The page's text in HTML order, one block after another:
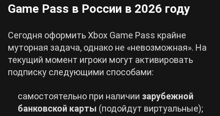
Game Pass в России в 2026 году
Сегодня оформить Xbox Game Pass крайне
муторная задача, однако не «невозможная». На
текущий момент игроки могут активировать
подписку следующими способами:
самостоятельно при наличии зарубежной
банковской карты (подойдут виртуальные);